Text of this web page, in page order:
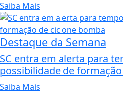
Saiba Mais
Destaque da Semana
SC entra em alerta para
possibilidade de
Saiba Mais